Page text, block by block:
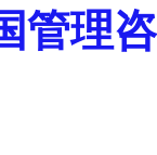
管理